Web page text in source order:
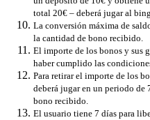
total 20€ – deberá jugar al
La conversión máxima de
la cantidad de bono recibido.
El importe de los bonos y sus
haber cumplido las
Para retirar el importe de los
deberá jugar en un periodo de
bono recibido.
El usuario tiene 7 días para